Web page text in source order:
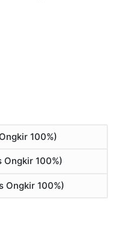
100%)
Ongkir 100%)
Ongkir 100%)